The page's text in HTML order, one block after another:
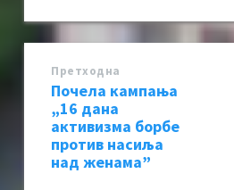
Претходна
Почела кампања
„16 дана
активизма борбе
против насиља
над женама”